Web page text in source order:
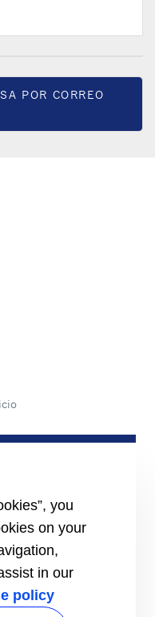
POR CORREO
you
on your
in our
policy